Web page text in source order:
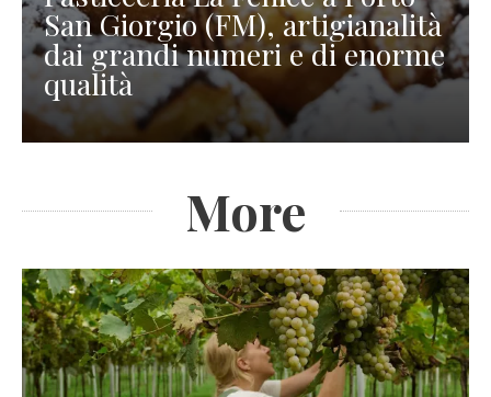
San Giorgio (FM), artigianalità
dai grandi numeri e di enorme
qualità
More